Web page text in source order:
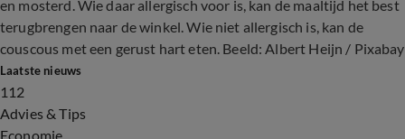
en mosterd. Wie daar allergisch voor is, kan de maaltijd het best
terugbrengen naar de winkel. Wie niet allergisch is, kan de
couscous met een gerust hart eten. Beeld: Albert Heijn / Pixabay
Laatste nieuws
112
Advies & Tips
Economie